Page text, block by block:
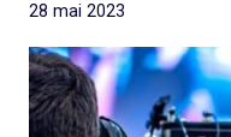
28 mai 2023